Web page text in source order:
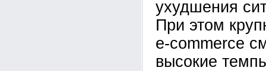
ухудшения
При этом
e-commerce
высокие